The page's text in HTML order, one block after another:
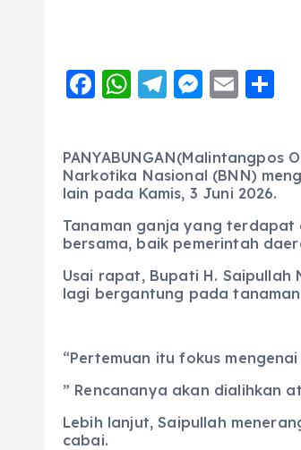
F
e
b
o
o
k
W
ts
A
p
p
T
g
r
a
m
M
e
n
g
er
E
l
re
Narkotika Nasional (BNN)
lain pada Kamis, 3 Juni 2026.
Tanaman ganja yang terdapat
bersama, baik pemerintah
Usai rapat, Bupati H.
lagi bergantung pada
“Pertemuan itu fokus
” Rencananya akan dialihkan
Lebih lanjut, Saipullah
cabai.